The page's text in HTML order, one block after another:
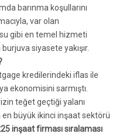
barınma koşullarını
var olan
gibi en temel hizmeti
siyasete yakışır.
kredilerindeki iflas ile
ekonomisini sarmıştı.
teğet geçtiği yalanı
en büyük ikinci inşaat sektörü
inşaat firması sıralaması